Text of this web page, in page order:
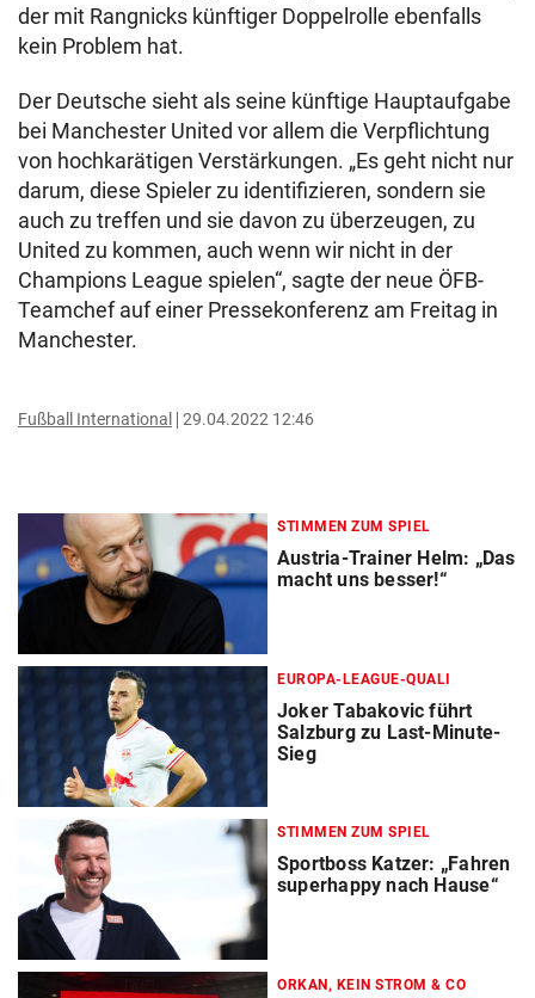
der mit Rangnicks künftiger Doppelrolle ebenfalls
kein Problem hat.
Der Deutsche sieht als seine künftige Hauptaufgabe
bei Manchester United vor allem die Verpflichtung
von hochkarätigen Verstärkungen. „Es geht nicht nur
darum, diese Spieler zu identifizieren, sondern sie
auch zu treffen und sie davon zu überzeugen, zu
United zu kommen, auch wenn wir nicht in der
Champions League spielen“, sagte der neue ÖFB-
Teamchef auf einer Pressekonferenz am Freitag in
Manchester.
Fußball International 29.04.2022 12:46
STIMMEN ZUM SPIEL
Austria-Trainer Helm: „Das
macht uns besser!“
EUROPA-LEAGUE-QUALI
Joker Tabakovic führt
Salzburg zu Last-Minute-
Sieg
STIMMEN ZUM SPIEL
Sportboss Katzer: „Fahren
superhappy nach Hause“
ORKAN, KEIN STROM & CO